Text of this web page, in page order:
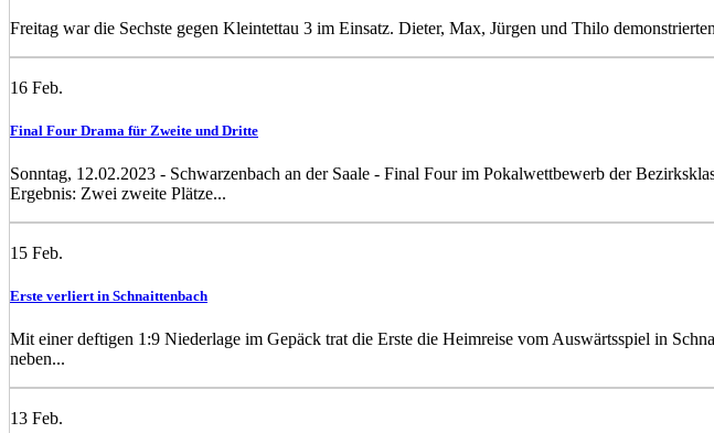
Freitag war die Sechste gegen Kleintettau 3 im Einsatz. Dieter, Max, Jürgen und Thilo
16 Feb.
Final Four Drama für Zweite und Dritte
Sonntag, 12.02.2023 - Schwarzenbach an der Saale - Final Four im Pokalwettbewerb der
Ergebnis: Zwei zweite Plätze...
15 Feb.
Erste verliert in Schnaittenbach
Mit einer deftigen 1:9 Niederlage im Gepäck trat die Erste die Heimreise vom Auswärtsspiel in
neben...
13 Feb.